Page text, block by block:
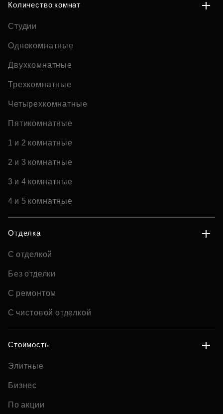
Количество комнат
Студии
Однокомнатные
Двухкомнатные
Трехкомнатные
Четырехкомнатные
Пятикомнатные
1 и 2 комнатные
2 и 3 комнатные
3 и 4 комнатные
4 и 5 комнатные
Отделка
С отделкой
Без отделки
С ремонтом
С чистовой отделкой
Стоимость
Элитные
Бизнес
По акции